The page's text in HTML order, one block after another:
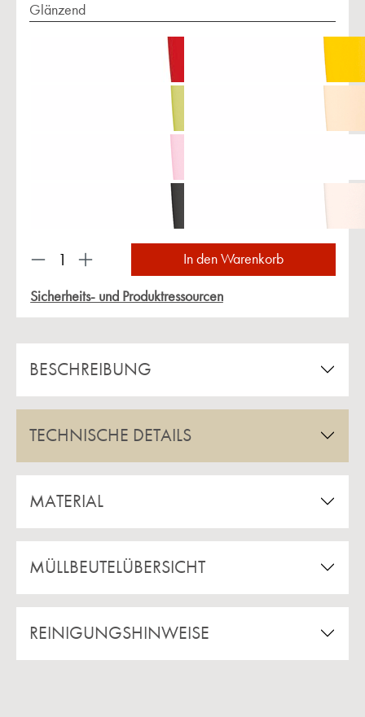
Glänzend
Produkt Anzahl: Gib den gewünschten Wert
In den Warenkorb
Sicherheits- und Produktressourcen
BESCHREIBUNG
TECHNISCHE DETAILS
MATERIAL
MÜLLBEUTELÜBERSICHT
REINIGUNGSHINWEISE